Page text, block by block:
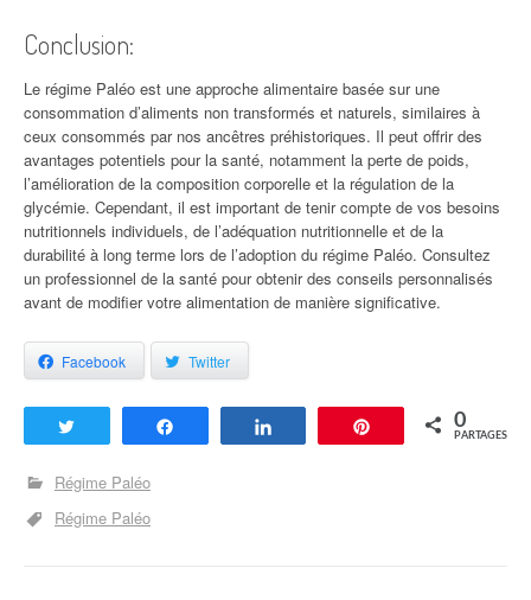
Conclusion:
Le régime Paléo est une approche alimentaire basée sur une
consommation d’aliments non transformés et naturels, similaires à
ceux consommés par nos ancêtres préhistoriques. Il peut offrir des
avantages potentiels pour la santé, notamment la perte de poids,
l’amélioration de la composition corporelle et la régulation de la
glycémie. Cependant, il est important de tenir compte de vos besoins
nutritionnels individuels, de l’adéquation nutritionnelle et de la
durabilité à long terme lors de l’adoption du régime Paléo. Consultez
un professionnel de la santé pour obtenir des conseils personnalisés
avant de modifier votre alimentation de manière significative.
Facebook Twitter
Enregistrer
0
PARTAGES
Régime Paléo
Régime Paléo